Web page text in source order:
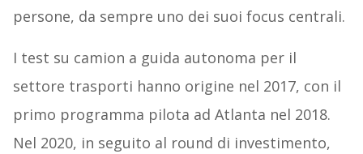
persone, da sempre uno dei suoi focus centrali.
I test su camion a guida autonoma per il
settore trasporti hanno origine nel 2017, con il
primo programma pilota ad Atlanta nel 2018.
Nel 2020, in seguito al round di investimento,